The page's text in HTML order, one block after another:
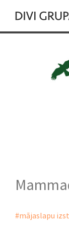
#mājaslapu